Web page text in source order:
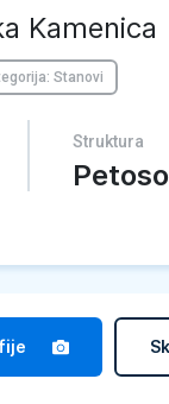
Kamenica
Stanovi
Struktura